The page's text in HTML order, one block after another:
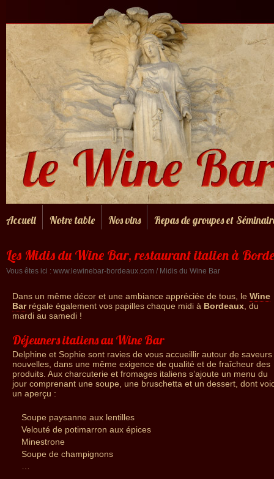
Accueil Notre table Nos vins Repas de groupes et
Les Midis du Wine Bar, restaurant italien à
Vous êtes ici : www.lewinebar-bordeaux.com / Midis du Wine Bar
Dans un même décor et une ambiance appréciée de tous, le Wine
Barrégale également vos papilles chaque midi à Bordeaux , du
mardi au samedi !
Déjeuners italiens au Wine Bar
Delphine et Sophie sont ravies de vous accueillir autour de saveurs
nouvelles, dans une même exigence de qualité et de fraîcheur des
produits. Aux charcuterie et fromages italiens s’ajoute un menu du
jour comprenant une soupe, une bruschetta et un dessert, dont
un aperçu :
Soupe paysanne aux lentilles
Velouté de potimarron aux épices
Minestrone
Soupe de champignons